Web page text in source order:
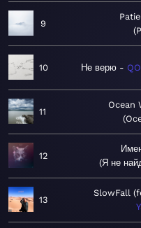
9
10 Не верю
11
Ocean
12
Я не
13
SlowFall